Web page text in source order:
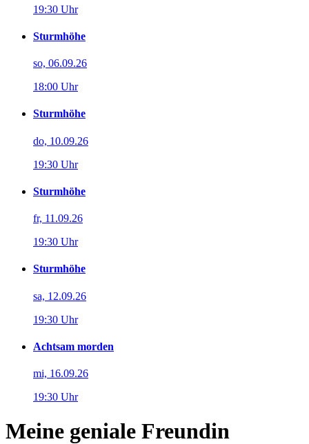
19:30 Uhr
Sturmhöhe
so, 06.09.26
18:00 Uhr
Sturmhöhe
do, 10.09.26
19:30 Uhr
Sturmhöhe
fr, 11.09.26
19:30 Uhr
Sturmhöhe
sa, 12.09.26
19:30 Uhr
Achtsam morden
mi, 16.09.26
19:30 Uhr
Meine geniale Freundin